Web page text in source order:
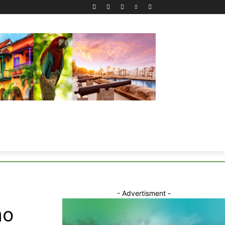
- Advertisment -